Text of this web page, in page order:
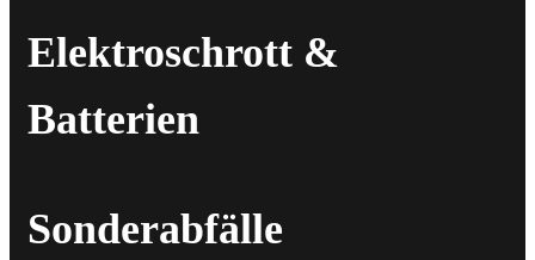
Elektroschrott &
Batterien
Sonderabfälle